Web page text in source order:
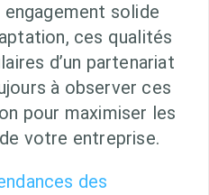
engagement solide
ces qualités
d’un partenariat
à observer ces
pour maximiser les
votre entreprise.
des